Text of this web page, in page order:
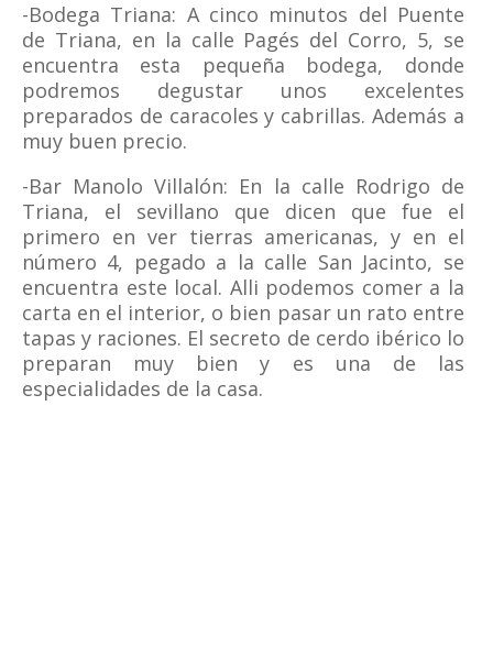
-Bodega Triana: A cinco minutos del Puente
de Triana, en la calle Pagés del Corro, 5, se
encuentra esta pequeña bodega, donde
podremos degustar unos excelentes
preparados de caracoles y cabrillas. Además a
muy buen precio.
-Bar Manolo Villalón: En la calle Rodrigo de
Triana, el sevillano que dicen que fue el
primero en ver tierras americanas, y en el
número 4, pegado a la calle San Jacinto, se
encuentra este local. Alli podemos comer a la
carta en el interior, o bien pasar un rato entre
tapas y raciones. El secreto de cerdo ibérico lo
preparan muy bien y es una de las
especialidades de la casa.